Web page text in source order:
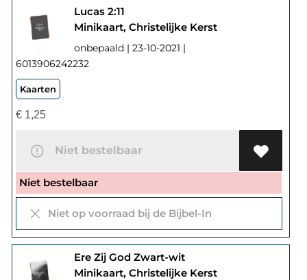
Lucas 2:11
Minikaart, Christelijke Kerst
onbepaald | 23-10-2021 |
6013906242232
Kaarten
€1,25
Niet bestelbaar
Niet bestelbaar
Niet op voorraad bij de Bijbel-In
Ere Zij God Zwart-wit
Minikaart, Christelijke Kerst